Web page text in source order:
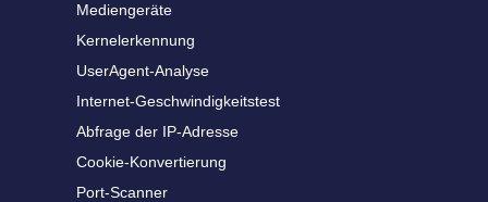
Mediengeräte
Kernelerkennung
UserAgent-Analyse
Internet-Geschwindigkeitstest
Abfrage der IP-Adresse
Cookie-Konvertierung
Port-Scanner